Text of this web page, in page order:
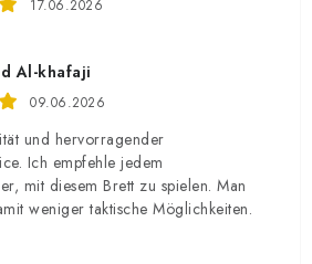
17.06.2026
Al-khafaji
09.06.2026
und hervorragender
Ich empfehle jedem
mit diesem Brett zu spielen. Man
weniger taktische Möglichkeiten.